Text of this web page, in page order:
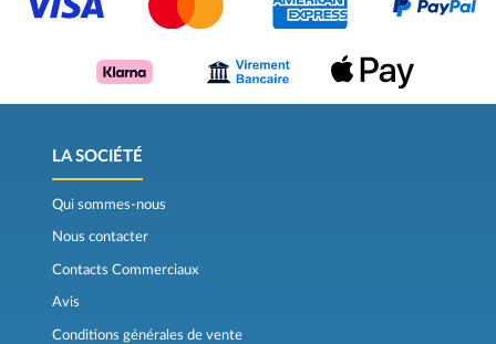
LA SOCIÉTÉ
Qui sommes-nous
Nous contacter
Contacts Commerciaux
Avis
Conditions générales de vente